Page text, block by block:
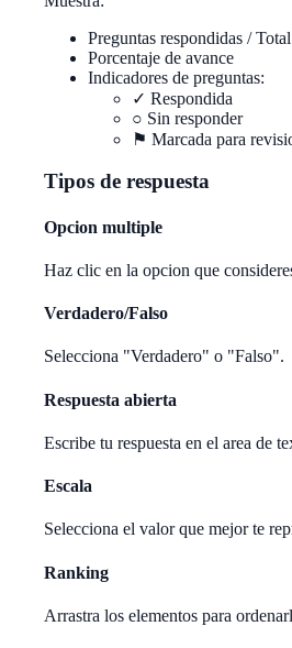
Preguntas respondidas / Total
Porcentaje de avance
Indicadores de preguntas:
✓ Respondida
○ Sin responder
⚑ Marcada para
Tipos de respuesta
Opcion multiple
Haz clic en la opcion que
Verdadero/Falso
Selecciona "Verdadero" o "Falso".
Respuesta abierta
Escribe tu respuesta en el area de
Escala
Selecciona el valor que mejor te
Ranking
Arrastra los elementos para